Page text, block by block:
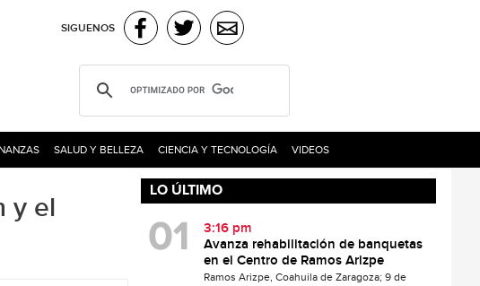
SIGUENOS
SALUD Y BELLEZA CIENCIA Y TECNOLOGÍA VIDEOS
y el
LO ÚLTIMO
3:16 pm
Avanza rehabilitación de banquetas
en el Centro de Ramos Arizpe
Ramos Arizpe, Coahuila de Zaragoza; 9 de